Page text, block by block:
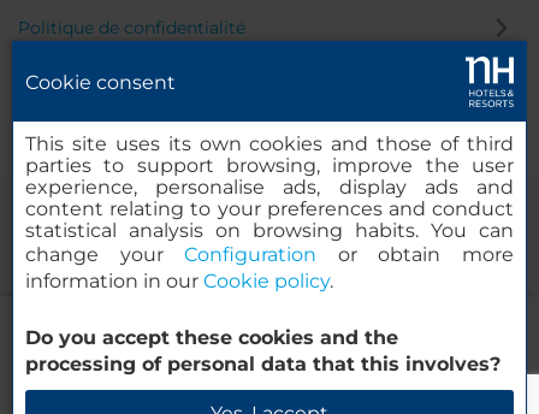
NH Orio al Serio Airport
Vérifier la disponibilité
Politique de confidentialité
© 2000-2026 MINOR HOTELS EUROPE & AMERICAS Santa Engracia
120. 28003 Madrid, Espagne
Cookie consent
This site uses its own cookies and those of third
parties to support browsing, improve the user
experience, personalise ads, display ads and
content relating to your preferences and conduct
statistical analysis on browsing habits. You can
change yourConfiguration or obtain more
information in our Cookie policy.
Do you accept these cookies and the
processing of personal data that this involves?